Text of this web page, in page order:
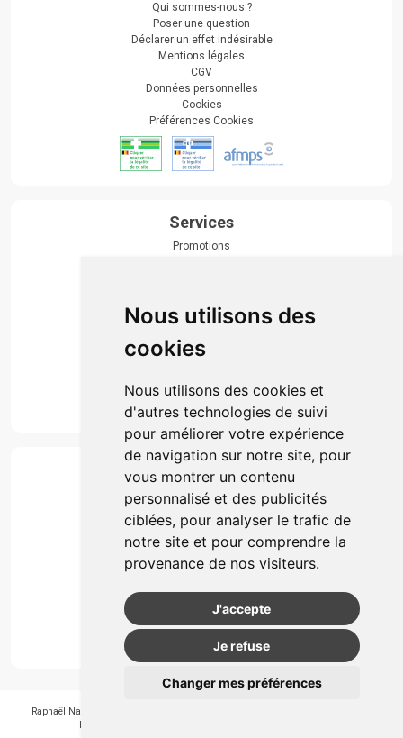
Nous utilisons des
cookies
Nous utilisons des cookies et
d'autres technologies de suivi
pour améliorer votre expérience
de navigation sur notre site, pour
vous montrer un contenu
personnalisé et des publicités
ciblées, pour analyser le trafic de
notre site et pour comprendre la
provenance de nos visiteurs.
J'accepte
Je refuse
Changer mes préférences
Qui sommes-nous ?
Poser une question
Déclarer un effet indésirable
Mentions légales
CGV
Données personnelles
Cookies
Préférences Cookies
Services
Promotions
Actualités & conseils
Événements
Marques
Suivez-nous
Paiement
Simple, rapide et 100% sécurisé
Retrait & Livriason
Retrait en automate ou Locker
Livraison chez vous
Raphaël Nahon